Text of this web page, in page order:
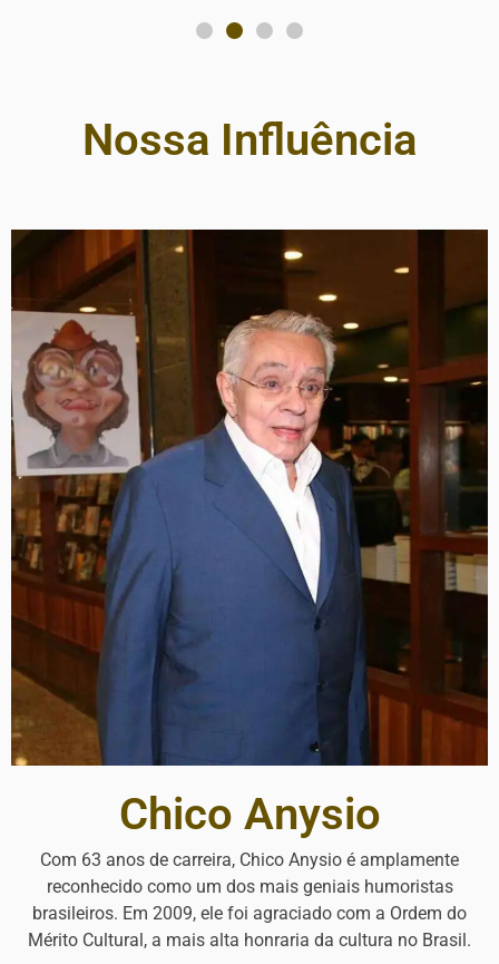
Nossa Influência
Chico Anysio
Com 63 anos de carreira, Chico Anysio é amplamente
reconhecido como um dos mais geniais humoristas
brasileiros. Em 2009, ele foi agraciado com a Ordem do
Mérito Cultural, a mais alta honraria da cultura no Brasil.